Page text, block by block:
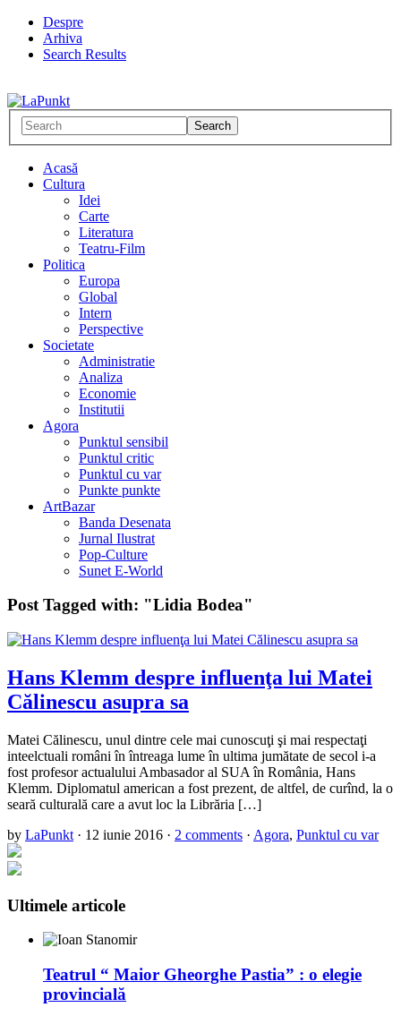
Despre
Arhiva
Search Results
Acasă
Cultura
Idei
Carte
Literatura
Teatru-Film
Politica
Europa
Global
Intern
Perspective
Societate
Administratie
Analiza
Economie
Institutii
Agora
Punktul sensibil
Punktul critic
Punktul cu var
Punkte punkte
ArtBazar
Banda Desenata
Jurnal Ilustrat
Pop-Culture
Sunet E-World
Post Tagged with: "Lidia Bodea"
Hans Klemm despre influenţa lui Matei
Călinescu asupra sa
Matei Călinescu, unul dintre cele mai cunoscuţi şi mai respectaţi
inteelctuali români în întreaga lume în ultima jumătate de secol i-a
fost profesor actualului Ambasador al SUA în România, Hans
Klemm. Diplomatul american a fost prezent, de altfel, de curînd, la o
seară culturală care a avut loc la Librăria […]
by LaPunkt · 12 iunie 2016 · 2 comments · Agora, Punktul cu var
Ultimele articole
Teatrul “ Maior Gheorghe Pastia” : o elegie
provincială